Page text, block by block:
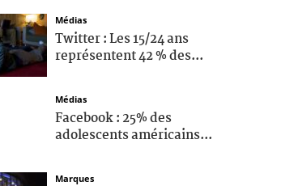
Médias
Twitter : Les 15/24 ans
représentent 42 % des...
Médias
Facebook : 25% des
adolescents américains...
Marques